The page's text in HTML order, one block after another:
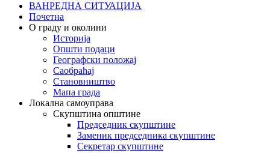
ВАНРЕДНА СИТУАЦИЈА
Почетна
О граду и околини
Историја
Општи подаци
Географски положај
Саобраћај
Становништво
Мапа града
Локална самоуправа
Скупштина општине
Председник скупштине
Заменик председника скупштине
Секретар скупштине